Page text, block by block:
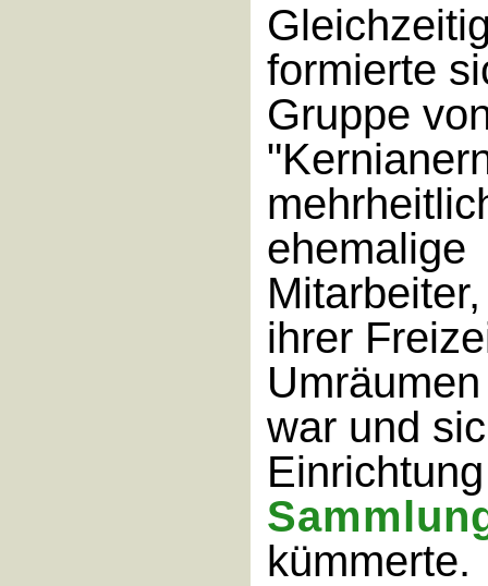
formierte
Gruppe
ehemalige
ihrer
war und
kümmerte.